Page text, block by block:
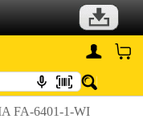
FA-6401-1-WI